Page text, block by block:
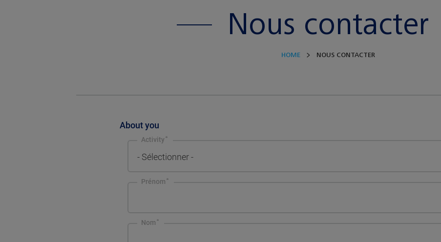
Nous contacter
HOME NOUS CONTACTER
About you
Activity
- Sélectionner -
Prénom
Nom